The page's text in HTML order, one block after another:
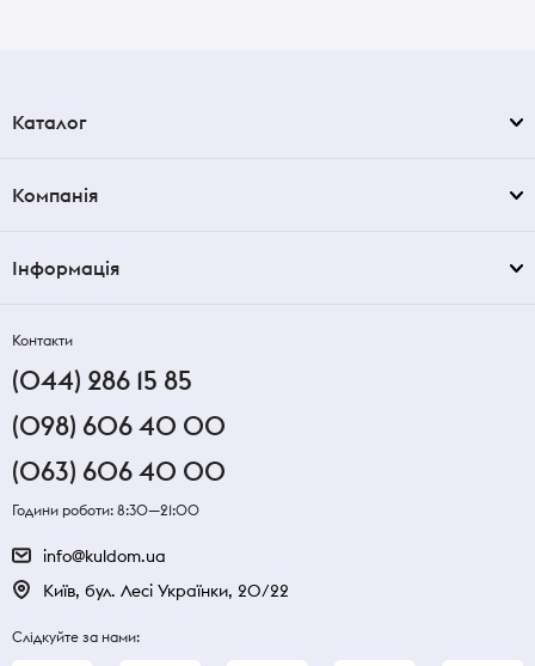
Каталог
Компанія
Інформація
Контакти
(044) 286 15 85
(098) 606 40 00
(063) 606 40 00
Години роботи: 8:30—21:00
info@kuldom.ua
Київ, бул. Лесі Українки, 20/22
Слідкуйте за нами: